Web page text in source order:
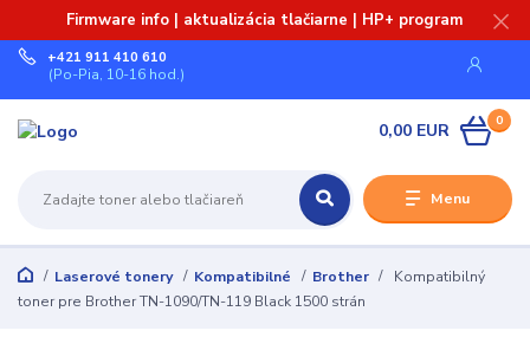
Firmware info | aktualizácia tlačiarne | HP+ program
Menu
+421 911 410 610
(Po-Pia, 10-16 hod.)
0
0,00 EUR
Laserové tonery Kompatibilné Brother
Kompatibilný
toner pre Brother TN-1090/TN-119 Black 1500 strán